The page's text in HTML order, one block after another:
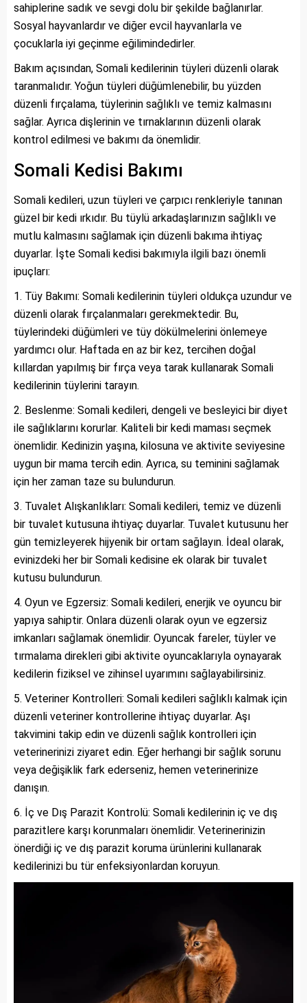
sahiplerine sadık ve sevgi dolu bir şekilde bağlanırlar.
Sosyal hayvanlardır ve diğer evcil hayvanlarla ve
çocuklarla iyi geçinme eğilimindedirler.
Bakım açısından, Somali kedilerinin tüyleri düzenli olarak
taranmalıdır. Yoğun tüyleri düğümlenebilir, bu yüzden
düzenli fırçalama, tüylerinin sağlıklı ve temiz kalmasını
sağlar. Ayrıca dişlerinin ve tırnaklarının düzenli olarak
kontrol edilmesi ve bakımı da önemlidir.
Somali Kedisi Bakımı
Somali kedileri, uzun tüyleri ve çarpıcı renkleriyle tanınan
güzel bir kedi ırkıdır. Bu tüylü arkadaşlarınızın sağlıklı ve
mutlu kalmasını sağlamak için düzenli bakıma ihtiyaç
duyarlar. İşte Somali kedisi bakımıyla ilgili bazı önemli
ipuçları:
Tüy Bakımı: Somali kedilerinin tüyleri oldukça uzundur ve
düzenli olarak fırçalanmaları gerekmektedir. Bu,
tüylerindeki düğümleri ve tüy dökülmelerini önlemeye
yardımcı olur. Haftada en az bir kez, tercihen doğal
kıllardan yapılmış bir fırça veya tarak kullanarak Somali
kedilerinin tüylerini tarayın.
Beslenme: Somali kedileri, dengeli ve besleyici bir diyet
ile sağlıklarını korurlar. Kaliteli bir kedi maması seçmek
önemlidir. Kedinizin yaşına, kilosuna ve aktivite seviyesine
uygun bir mama tercih edin. Ayrıca, su teminini sağlamak
için her zaman taze su bulundurun.
Tuvalet Alışkanlıkları: Somali kedileri, temiz ve düzenli
bir tuvalet kutusuna ihtiyaç duyarlar. Tuvalet kutusunu her
gün temizleyerek hijyenik bir ortam sağlayın. İdeal olarak,
evinizdeki her bir Somali kedisine ek olarak bir tuvalet
kutusu bulundurun.
Oyun ve Egzersiz: Somali kedileri, enerjik ve oyuncu bir
yapıya sahiptir. Onlara düzenli olarak oyun ve egzersiz
imkanları sağlamak önemlidir. Oyuncak fareler, tüyler ve
tırmalama direkleri gibi aktivite oyuncaklarıyla oynayarak
kedilerin fiziksel ve zihinsel uyarımını sağlayabilirsiniz.
Veteriner Kontrolleri: Somali kedileri sağlıklı kalmak için
düzenli veteriner kontrollerine ihtiyaç duyarlar. Aşı
takvimini takip edin ve düzenli sağlık kontrolleri için
veterinerinizi ziyaret edin. Eğer herhangi bir sağlık sorunu
veya değişiklik fark ederseniz, hemen veterinerinize
danışın.
İç ve Dış Parazit Kontrolü: Somali kedilerinin iç ve dış
parazitlere karşı korunmaları önemlidir. Veterinerinizin
önerdiği iç ve dış parazit koruma ürünlerini kullanarak
kedilerinizi bu tür enfeksiyonlardan koruyun.